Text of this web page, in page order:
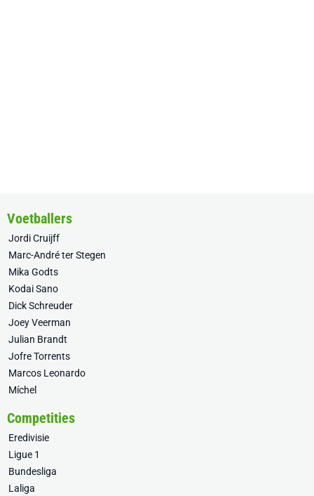
Voetballers
Jordi Cruijff
Marc-André ter Stegen
Mika Godts
Kodai Sano
Dick Schreuder
Joey Veerman
Julian Brandt
Jofre Torrents
Marcos Leonardo
Míchel
Competities
Eredivisie
Ligue 1
Bundesliga
Laliga